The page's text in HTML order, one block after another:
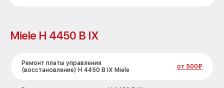
Miele H 4450 B IX
Ремонт платы управления
(восстановление) H 4450 B IX Miele
от 500₽